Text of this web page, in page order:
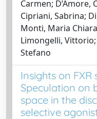
Carmen; D’Amore,
Cipriani, Sabrina;
Monti, Maria
Limongelli,
Stefano
Insights on
Speculation on
space in the
selective